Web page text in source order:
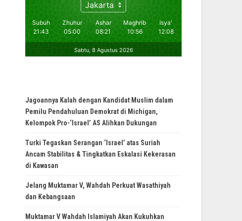
Jagoannya Kalah dengan Kandidat Muslim dalam
Pemilu Pendahuluan Demokrat di Michigan,
Kelompok Pro-‘Israel’ AS Alihkan Dukungan
Turki Tegaskan Serangan ‘Israel’ atas Suriah
Ancam Stabilitas & Tingkatkan Eskalasi Kekerasan
di Kawasan
Jelang Muktamar V, Wahdah Perkuat Wasathiyah
dan Kebangsaan
Muktamar V Wahdah Islamiyah Akan Kukuhkan